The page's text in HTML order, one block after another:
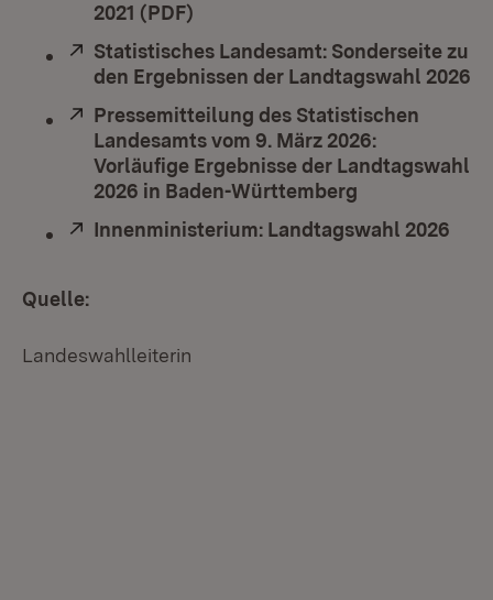
2021 (PDF)
Extern:
Statistisches Landesamt: Sonderseite zu
den Ergebnissen der Landtagswahl 2026
Extern:
Pressemitteilung des Statistischen
Landesamts vom 9. März 2026:
Vorläufige Ergebnisse der Landtagswahl
2026 in Baden-Württemberg
Extern:
Innenministerium: Landtagswahl 2026
Quelle:
Landeswahlleiterin